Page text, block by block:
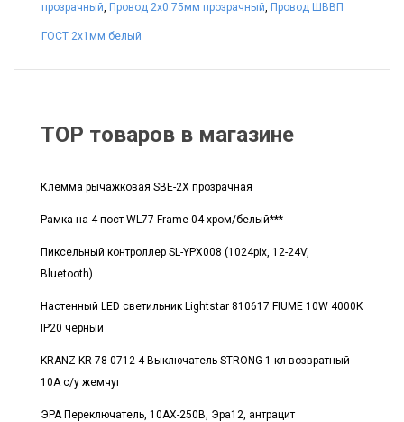
прозрачный, Провод 2x0.75мм прозрачный, Провод ШВВП
ГОСТ 2x1мм белый
TOP товаров в магазине
Клемма рычажковая SBE-2X прозрачная
Рамка на 4 пост WL77-Frame-04 хром/белый***
Пиксельный контроллер SL-YPX008 (1024pix, 12-24V,
Bluetooth)
Настенный LED светильник Lightstar 810617 FIUME 10W 4000K
IP20 черный
KRANZ KR-78-0712-4 Выключатель STRONG 1 кл возвратный
10А с/у жемчуг
ЭРА Переключатель, 10АХ-250В, Эра12, антрацит